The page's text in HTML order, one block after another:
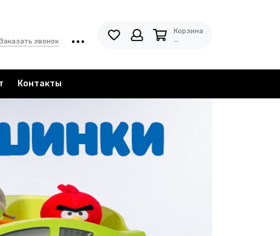
Заказать звонок
Корзина
…
Контакты